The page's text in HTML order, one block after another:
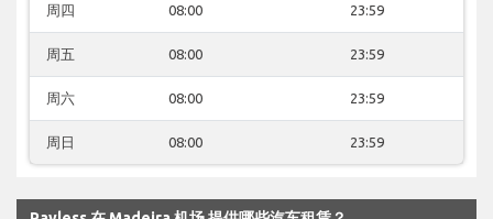
周四 08:00 23:59
周五 08:00 23:59
周六 08:00 23:59
周日 08:00 23:59